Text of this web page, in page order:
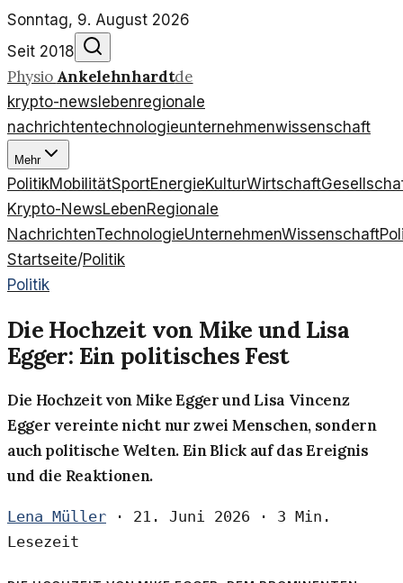
Sonntag, 9. August 2026
Seit 2018
Physio Ankelehnhardtde
krypto-news lebenregionale
nachrichtentechnologieunternehmenwissenschaft
Mehr
PolitikMobilitätSportEnergieKulturWirtschaft
Krypto-NewsLebenRegionale
NachrichtenTechnologieUnternehmenWissenschaft
Startseite/Politik
Politik
Die Hochzeit von Mike und Lisa
Egger: Ein politisches Fest
Die Hochzeit von Mike Egger und Lisa Vincenz
Egger vereinte nicht nur zwei Menschen, sondern
auch politische Welten. Ein Blick auf das Ereignis
und die Reaktionen.
Lena Müller · 21. Juni 2026 · 3 Min.
Lesezeit